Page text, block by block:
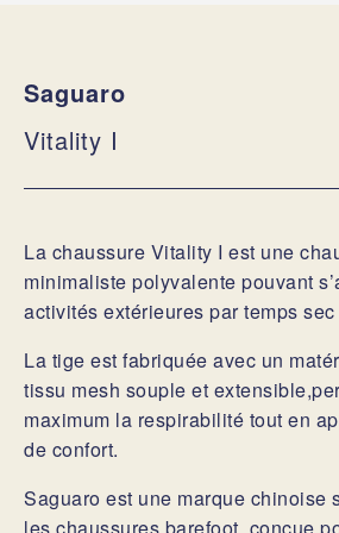
Saguaro
Vitality I
La chaussure Vitality I est une
minimaliste polyvalente pouvant
activités extérieures par temps
La tige est fabriquée avec un
tissu mesh souple et
maximum la respirabilité tout en
de confort.
Saguaro est une marque chinoise
les chaussures barefoot, conçue